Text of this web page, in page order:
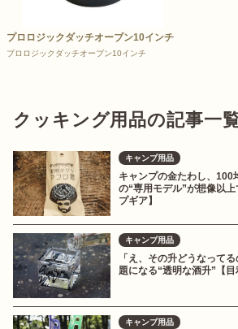
プロロジックダッチオーブン10インチ
プロロジックダッチオーブン10インチ
クッキング用品の記事一
キャンプ用品
キャンプの金たわし、100
の“専用モデル”が想像以
プギア】
キャンプ用品
「え、その升どうなって
題になる“透明な酒升”【目
キャンプ用品